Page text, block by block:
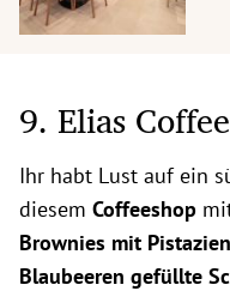
9. Elias
Ihr habt Lust auf ein
diesem Coffeeshop
Brownies mit Pistazien
Blaubeeren gefüllte